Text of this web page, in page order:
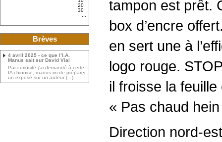
tampon est prêt.
box d’encre
en sert une à
logo rouge.
il froisse la
« Pas chaud
Direction nord-
20
30
Brèves
4 avril 2025 - ce que l’I.A.
Manus sait sur David Vial
Par curiosité j’ai demandé à cette
IA chinoise, manus.im de préparer
un exposé sur un auteur (...)